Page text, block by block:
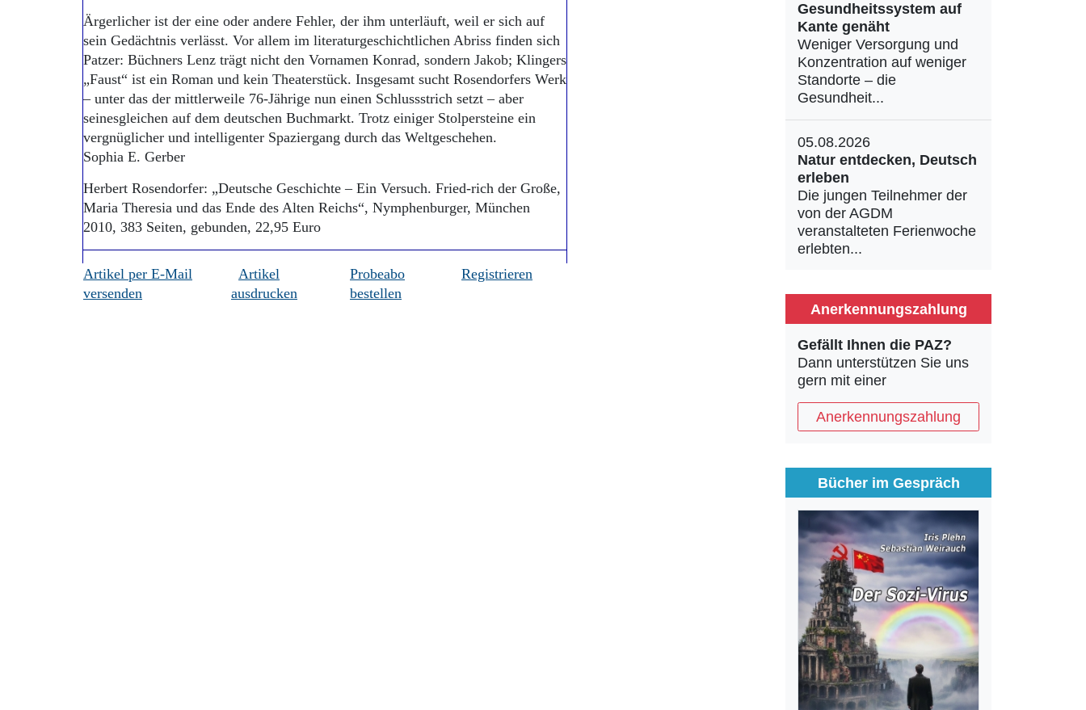
Ärgerlicher ist der eine oder andere Fehler, der ihm unterläuft, weil er sich auf
sein Gedächtnis verlässt. Vor allem im literaturgeschichtlichen Abriss finden sich
Patzer: Büchners Lenz trägt nicht den Vornamen Konrad, sondern Jakob; Klingers
„Faust“ ist ein Roman und kein Theaterstück. Insgesamt sucht Rosendorfers Werk
– unter das der mittlerweile 76-Jährige nun einen Schlussstrich setzt – aber
seinesgleichen auf dem deutschen Buchmarkt. Trotz einiger Stolpersteine ein
vergnüglicher und intelligenter Spaziergang durch das Weltgeschehen.
Sophia E. Gerber
Herbert Rosendorfer: „Deutsche Geschichte – Ein Versuch. Fried-rich der Große,
Maria Theresia und das Ende des Alten Reichs“, Nymphenburger, München
2010, 383 Seiten, gebunden, 22,95 Euro
Artikel per E-Mail
versenden
Artikel
ausdrucken
Probeabo
bestellen
Registrieren
Gesundheitssystem auf
Kante genäht
Weniger Versorgung und
Konzentration auf weniger
Standorte – die
Gesundheit...
05.08.2026
Natur entdecken, Deutsch
erleben
Die jungen Teilnehmer der
von der AGDM
veranstalteten Ferienwoche
erlebten...
Anerkennungszahlung
Gefällt Ihnen die PAZ?
Dann unterstützen Sie uns
gern mit einer
Anerkennungszahlung
Bücher im Gespräch